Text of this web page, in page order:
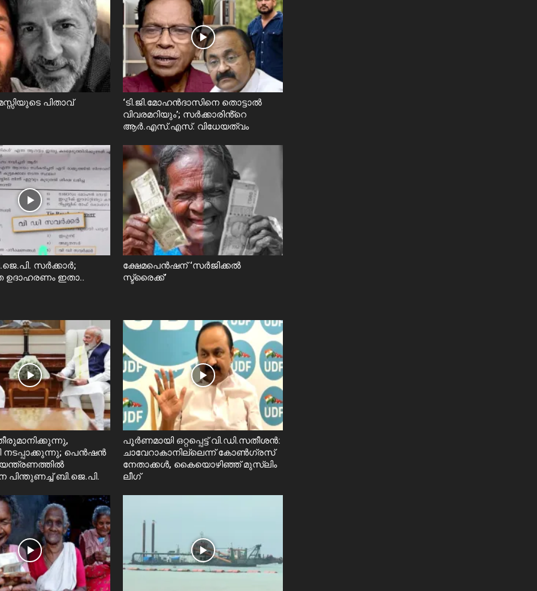
പിതാവ്
‘ടി.ജി.മോഹൻദാസിനെ തൊട്ടാൽ
വിവരമറിയും’; സര്‍ക്കാരിൻ്റെ
ആർ.എസ്.എസ്. വിധേയത്വം
സർക്കാർ;
ഉദാഹരണം ഇതാ..
ക്ഷേമപെൻഷന് ‘സർജിക്കൽ
സ്ട്രൈക്ക്’
നടപ്പാക്കുന്നു; പെൻഷൻ
പിന്തുണച്ച് ബി.ജെ.പി.
പൂർണമായി ഒറ്റപ്പെട്ട് വി.ഡി.സതീശൻ:
ചാവേറാകാനില്ലെന്ന് കോൺഗ്രസ്
നേതാക്കൾ, കൈയൊഴിഞ്ഞ് മുസ്ലിം
ലീഗ്